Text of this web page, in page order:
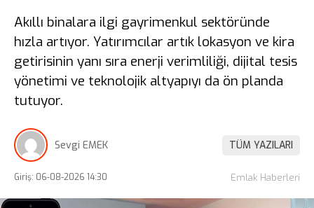
Akıllı binalara ilgi gayrimenkul sektöründe
hızla artıyor. Yatırımcılar artık lokasyon ve kira
getirisinin yanı sıra enerji verimliliği, dijital tesis
yönetimi ve teknolojik altyapıyı da ön planda
tutuyor.
Sevgi EMEK TÜM YAZILARI
Giriş: 06-08-2026 14:30 Emlak Haberleri